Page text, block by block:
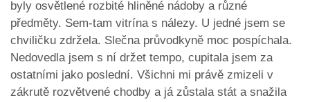
byly osvětlené rozbité hliněné nádoby a různé
předměty. Sem-tam vitrína s nálezy. U jedné jsem se
chviličku zdržela. Slečna průvodkyně moc pospíchala.
Nedovedla jsem s ní držet tempo, cupitala jsem za
ostatními jako poslední. Všichni mi právě zmizeli v
zákrutě rozvětvené chodby a já zůstala stát a snažila